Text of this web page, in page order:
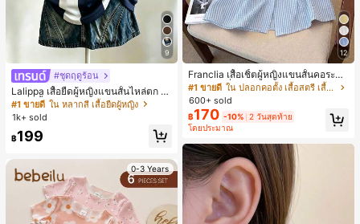
9
#ชุดฤดูร้อน
Lalippa เสื้อยืดผู้หญิงแขนสั้นไหล่ตก ค
อวีปกเสื้อ ลายพิมพ์ดิจิทัลลายทาง สไตล์
สปอร์ตแฟชั่นมินิมอล ของขวัญสำหรับเ
พื่อน
#1 ขายดี ใน หลากสี เสื้อยืดผู้หญิง
1k+ sold
฿199
0-3 Years
12
Franclia เสื้อเชิ้ตผู้หญิงแขนสั้นคอระบา
ยกระดุมเดี่ยวลายทาง
#1 ขายดี
ใน ปลอกคอตั้ง เสื้อสตรี เสื้อเบลาส์ & Tee
600+ sold
฿170 -10% 2 วันสุดท้าย
โดยประมาณ